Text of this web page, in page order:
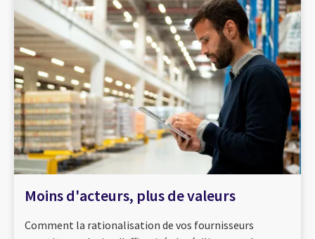
Moins d'acteurs, plus de valeurs
Comment la rationalisation de vos fournisseurs